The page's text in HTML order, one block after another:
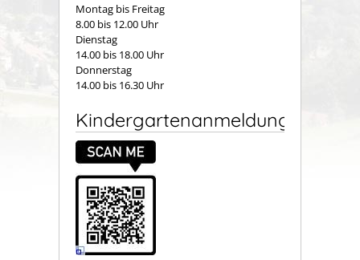
Montag bis Freitag
8.00 bis 12.00 Uhr
Dienstag
14.00 bis 18.00 Uhr
Donnerstag
14.00 bis 16.30 Uhr
Kindergartenanmeldung